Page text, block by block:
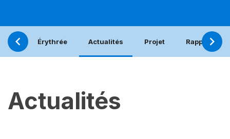
Érythrée Actualités Projet Rapport
Actualités